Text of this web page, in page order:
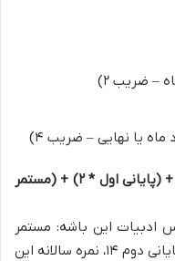
– ضریب ۲)
ماه یا نهایی – ضریب ۴)
((مستمر اول * ۱) + (پایانی اول * ۲) + (مستمر
ادبیات این باشه: مستمر
اول ۱۷، پایانی اول ۱۶، مستمر دوم ۱۸، و پایانی دوم ۱۴، نمره سالانه این